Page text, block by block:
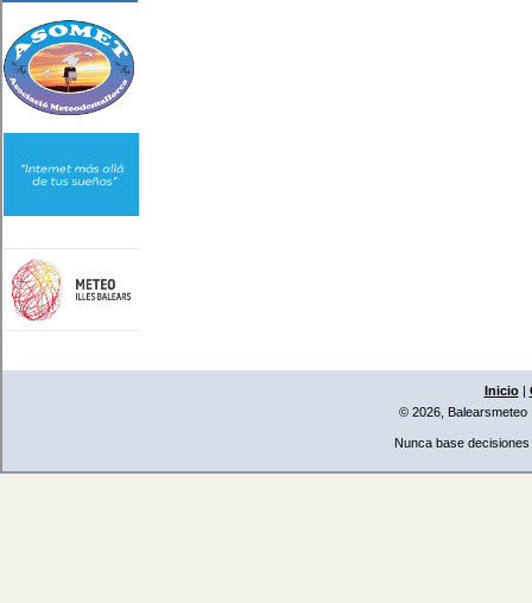
Inicio|
© 2026, Balearsmeteo
Nunca base